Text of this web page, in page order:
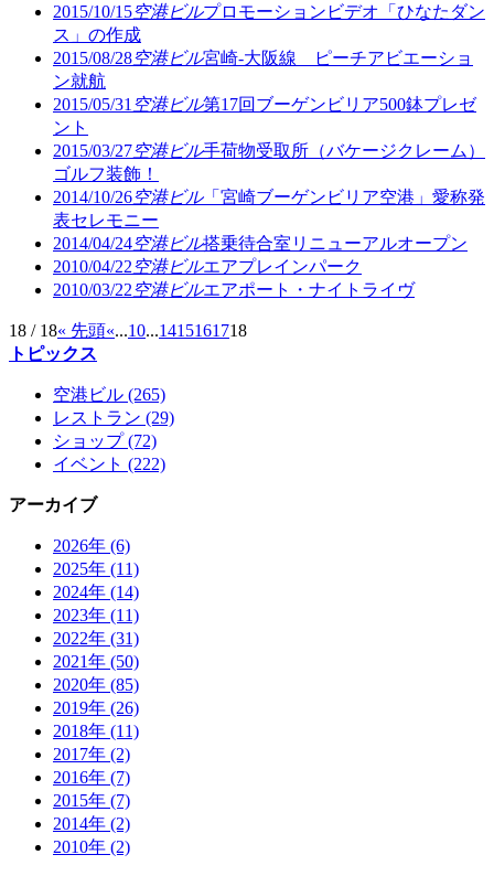
2015/10/15空港ビルプロモーションビデオ「ひなたダン
ス」の作成
2015/08/28空港ビル宮崎-大阪線 ピーチアビエーショ
ン就航
2015/05/31 空港ビル第17回ブーゲンビリア500鉢プレゼ
ント
2015/03/27空港ビル手荷物受取所（バケージクレーム）
ゴルフ装飾！
2014/10/26空港ビル「宮崎ブーゲンビリア空港」愛称発
表セレモニー
2014/04/24空港ビル搭乗待合室リニューアルオープン
2010/04/22空港ビルエアプレインパーク
2010/03/22空港ビルエアポート・ナイトライヴ
18 / 18« 先頭«...10...1415161718
トピックス
空港ビル (265)
レストラン (29)
ショップ (72)
イベント (222)
アーカイブ
2026年 (6)
2025年 (11)
2024年 (14)
2023年 (11)
2022年 (31)
2021年 (50)
2020年 (85)
2019年 (26)
2018年 (11)
2017年 (2)
2016年 (7)
2015年 (7)
2014年 (2)
2010年 (2)